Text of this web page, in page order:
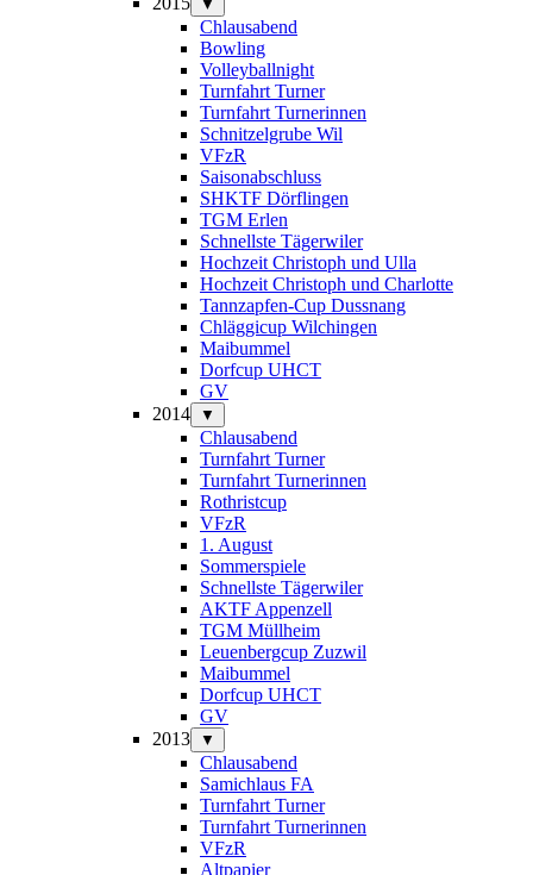
▼
Chlausabend
Bowling
Volleyballnight
Turnfahrt Turner
Turnfahrt Turnerinnen
Schnitzelgrube Wil
VFzR
Saisonabschluss
SHKTF Dörflingen
TGM Erlen
Schnellste Tägerwiler
Hochzeit Christoph und Ulla
Hochzeit Christoph und Charlotte
Tannzapfen-Cup Dussnang
Chläggicup Wilchingen
Maibummel
Dorfcup UHCT
GV
2014
▼
Chlausabend
Turnfahrt Turner
Turnfahrt Turnerinnen
Rothristcup
VFzR
1. August
Sommerspiele
Schnellste Tägerwiler
AKTF Appenzell
TGM Müllheim
Leuenbergcup Zuzwil
Maibummel
Dorfcup UHCT
GV
2013
▼
Chlausabend
Samichlaus FA
Turnfahrt Turner
Turnfahrt Turnerinnen
VFzR
Altpapier